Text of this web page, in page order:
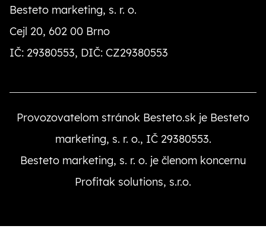
Besteto marketing, s. r. o.
Cejl 20, 602 00 Brno
IČ: 29380553, DIČ: CZ29380553
Provozovatelom stránok Besteto.sk je Besteto
marketing, s. r. o., IČ 29380553.
Besteto marketing, s. r. o. je členom koncernu
Profitak solutions, s.r.o.